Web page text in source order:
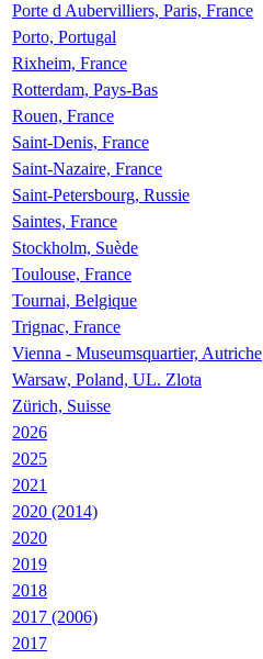
Porte d Aubervilliers, Paris, France
Porto, Portugal
Rixheim, France
Rotterdam, Pays-Bas
Rouen, France
Saint-Denis, France
Saint-Nazaire, France
Saint-Petersbourg, Russie
Saintes, France
Stockholm, Suède
Toulouse, France
Tournai, Belgique
Trignac, France
Vienna - Museumsquartier, Autriche
Warsaw, Poland, UL. Zlota
Zürich, Suisse
2026
2025
2021
2020 (2014)
2020
2019
2018
2017 (2006)
2017